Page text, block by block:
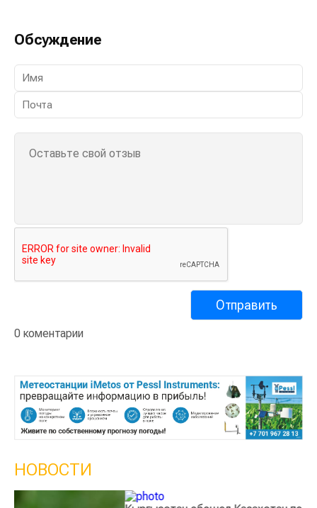
Обсуждение
0 коментарии
НОВОСТИ